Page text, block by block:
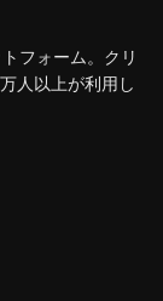
フォーム。クリ
人以上が利用し